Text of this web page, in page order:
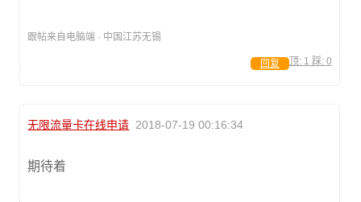
跟帖来自电脑端 · 中国江苏无锡
顶: 1 踩: 0
回复
无限流量卡在线申请 2018-07-19 00:16:34
期待着